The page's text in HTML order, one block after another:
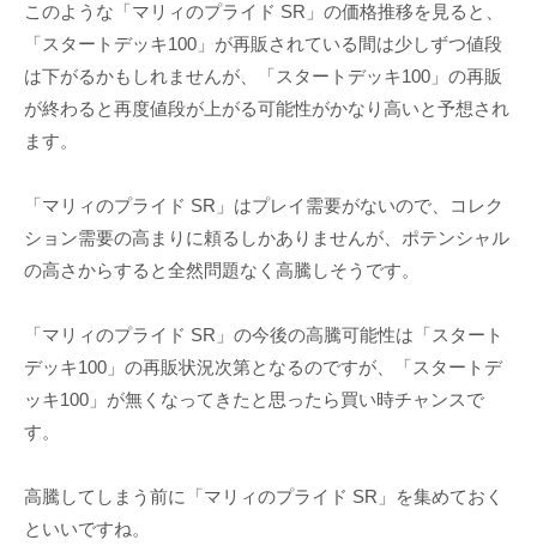
このような「マリィのプライド SR」の価格推移を見ると、
「スタートデッキ100」が再販されている間は少しずつ値段
は下がるかもしれませんが、「スタートデッキ100」の再販
が終わると再度値段が上がる可能性がかなり高いと予想され
ます。
「マリィのプライド SR」はプレイ需要がないので、コレク
ション需要の高まりに頼るしかありませんが、ポテンシャル
の高さからすると全然問題なく高騰しそうです。
「マリィのプライド SR」の今後の高騰可能性は「スタート
デッキ100」の再販状況次第となるのですが、「スタートデ
ッキ100」が無くなってきたと思ったら買い時チャンスで
す。
高騰してしまう前に「マリィのプライド SR」を集めておく
といいですね。